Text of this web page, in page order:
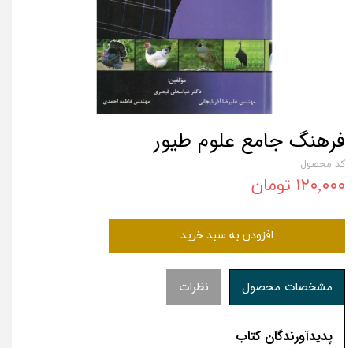
فرهنگ جامع علوم طیور
کد محصول:
۱۲۰,۰۰۰ تومان
افزودن به سبد خرید
مشخصات محصول نظرات
پدیدآورندگان کتاب